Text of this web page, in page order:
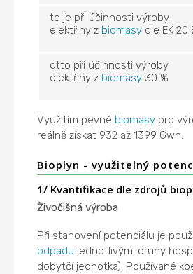
to je při účinnosti výroby
elektřiny z biomasy dle EK 20
dtto při účinnosti výroby
elektřiny z biomasy 30 %
Využitím pevné biomasy pro
reálně získat 932 až 1399 Gwh.
Bioplyn - využitelný
1/ Kvantifikace dle zdrojů
Živočišná výroba
Při stanovení potenciálu je
odpadu jednotlivými druhy
dobytčí jednotka). Používané